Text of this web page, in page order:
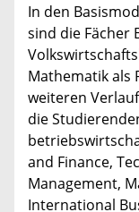
In den
sind die Fächer
Mathematik als
weiteren
die
and Finance,
Management,
International